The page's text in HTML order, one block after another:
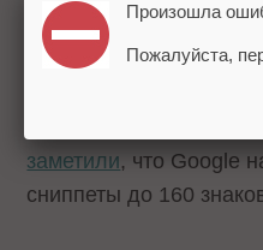
Для сравнения, в
составляла 25%.
заметили, что Google
сниппеты до 160
Произошла
Пожалуйста,